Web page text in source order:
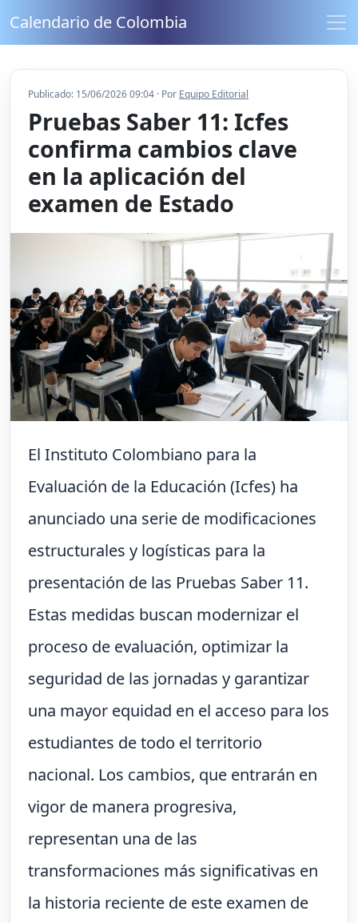
Calendario de Colombia
Publicado: 15/06/2026 09:04 · Por Equipo Editorial
Pruebas Saber 11: Icfes
confirma cambios clave
en la aplicación del
examen de Estado
El Instituto Colombiano para la
Evaluación de la Educación (Icfes) ha
anunciado una serie de modificaciones
estructurales y logísticas para la
presentación de las Pruebas Saber 11.
Estas medidas buscan modernizar el
proceso de evaluación, optimizar la
seguridad de las jornadas y garantizar
una mayor equidad en el acceso para los
estudiantes de todo el territorio
nacional. Los cambios, que entrarán en
vigor de manera progresiva,
representan una de las
transformaciones más significativas en
la historia reciente de este examen de